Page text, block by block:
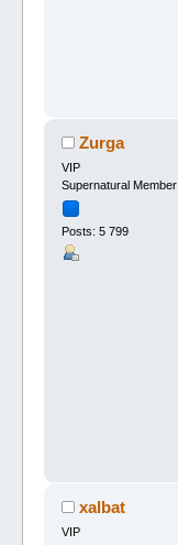
Zurga
VIP
Supernatural Member
Posts: 5 799
xalbat
VIP